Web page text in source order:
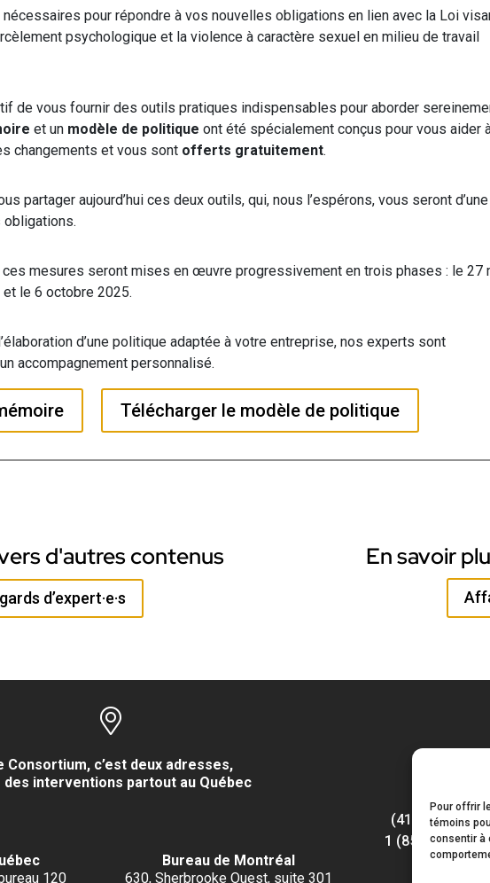
Pour offrir
témoins
consentir à
pour répondre à vos nouvelles obligations en lien avec la Loi
psychologique et la violence à caractère sexuel en milieu de travail
de vous fournir des outils pratiques indispensables pour aborder
et un modèle de politique ont été spécialement conçus pour vous aider
changements et vous sont offerts gratuitement.
partager aujourd’hui ces deux outils, qui, nous l’espérons, vous seront d’une
obligations.
ces mesures seront mises en œuvre progressivement en trois phases : le 27
le 6 octobre 2025.
d’une politique adaptée à votre entreprise, nos experts sont
accompagnement personnalisé.
Télécharger le modèle de politique
d'autres contenus
d’expert·e·s
En savoir
Consortium, c’est deux adresses,
des interventions partout au Québec
120
Bureau de Montréal
630, Sherbrooke Ouest, suite 301
(418) 622-1001
1 (855) 837-